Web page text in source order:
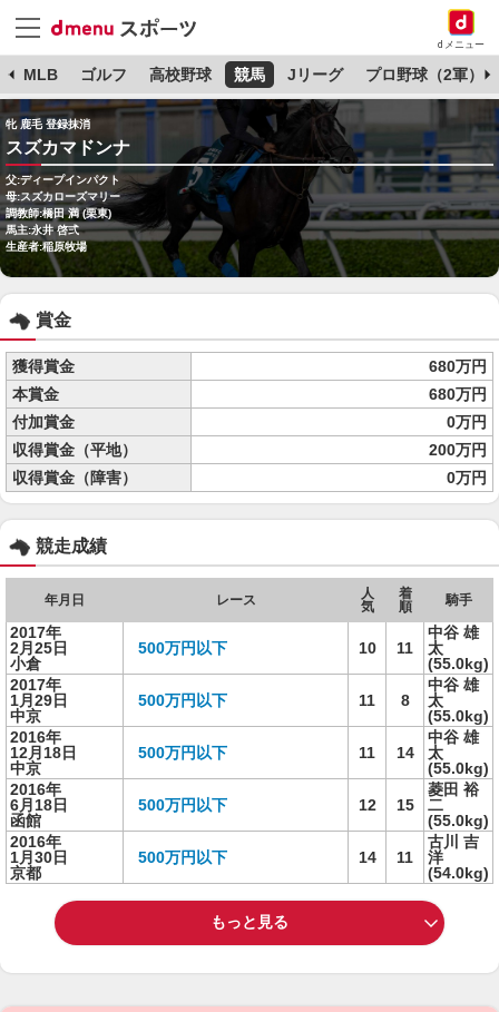
dメニュー
MLB ゴルフ 高校野球 競馬 Jリーグ プロ野球（2軍）
牝 鹿毛 登録抹消
スズカマドンナ
父:ディープインパクト
母:スズカローズマリー
調教師:橋田 満 (栗東)
馬主:永井 啓弍
生産者:稲原牧場
賞金
獲得賞金
680万円
本賞金
680万円
付加賞金
0万円
収得賞金（平地）
200万円
収得賞金（障害）
0万円
競走成績
年月日 レース
人
気
着
順
騎手
2017年
2月25日
小倉
500万円以下 10 11
中谷 雄
太
(55.0kg)
2017年
1月29日
中京
500万円以下 11 8
中谷 雄
太
(55.0kg)
2016年
12月18日
中京
500万円以下 11 14
中谷 雄
太
(55.0kg)
2016年
6月18日
函館
500万円以下 12 15
菱田 裕
二
(55.0kg)
2016年
1月30日
京都
500万円以下 14 11
古川 吉
洋
(54.0kg)
もっと見る